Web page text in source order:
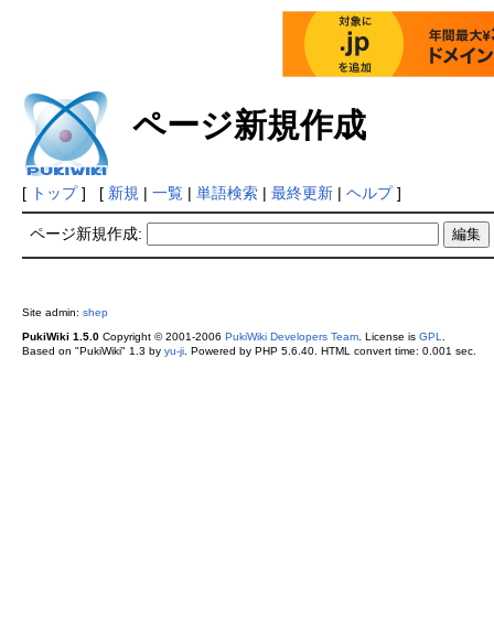
ページ新規作成
[ トップ] [ 新規 | 一覧| 単語検索| 最終更新| ヘルプ]
ページ新規作成:
Site admin: shep
PukiWiki 1.5.0Copyright © 2001-2006 PukiWiki Developers Team. License is GPL
Based on "PukiWiki" 1.3 by yu-ji. Powered by PHP 5.6.40. HTML convert time: 0.001 sec.